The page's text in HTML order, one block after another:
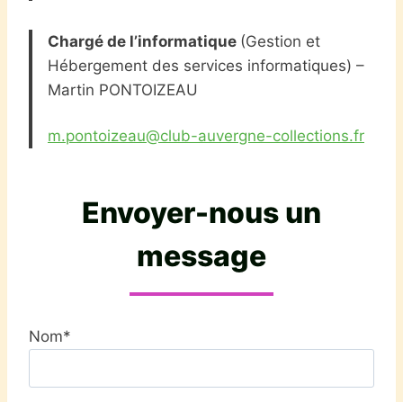
Chargé de l’informatique (Gestion et
Hébergement des services informatiques) –
Martin PONTOIZEAU
m.pontoizeau@club-auvergne-collections.fr
Envoyer-nous un
message
Nom*